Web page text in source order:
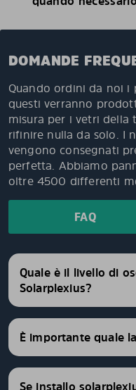
DOMANDE
Quando ordini da noi i
questi verranno
misura per i vetri della
rifinire nulla da solo. I
vengono consegnati
perfetta. Abbiamo
oltre 4500 differenti
FAQ
Quale è il livello di
Solarplexius?
È importante quale
Se installo